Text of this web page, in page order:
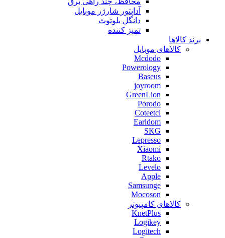
آداپتور شارژر موبایل
دانگل بلوتوث
تمیز کننده
برند کالاها
کالاهای موبایل
Mcdodo
Powerology
Baseus
joyroom
GreenLion
Porodo
Coteetci
Earldom
SKG
Lepresso
Xiaomi
Rtako
Levelo
Apple
Samsunge
Mocoson
کالاهای کامپیوتر
KnetPlus
Logikey
Logitech